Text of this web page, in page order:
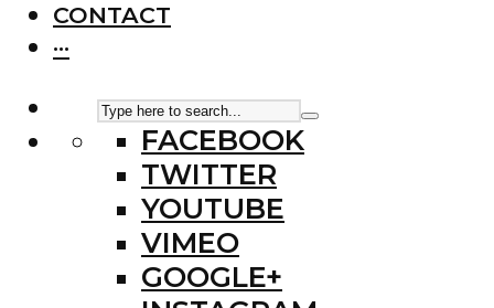
CONTACT
···
FACEBOOK
TWITTER
YOUTUBE
VIMEO
GOOGLE+